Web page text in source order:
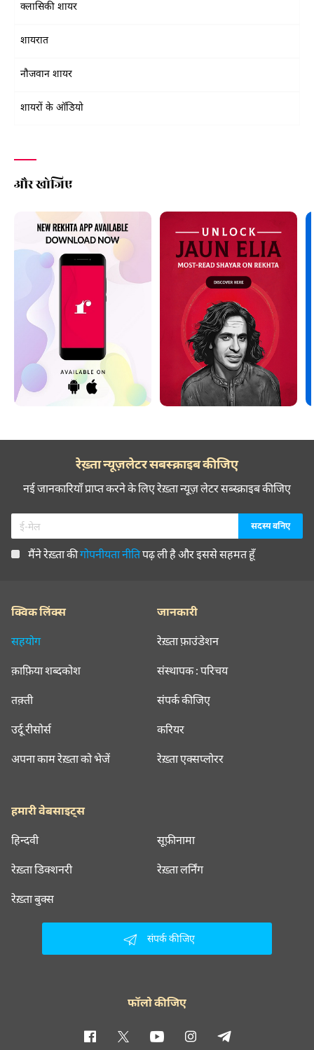
क्लासिकी शायर
शायरात
नौजवान शायर
शायरों के ऑडियो
और खोजिए
रेख़्ता न्यूज़लेटर सबस्क्राइब कीजिए
नई जानकारियाँ प्राप्त करने के लिए रेख़्ता न्यूज़ लेटर सब्स्क्राइब कीजिए
मैंने रेख़्ता कीगोपनीयता नीतिपढ़ ली है और इससे सहमत हूँ
क्विक लिंक्स
सहयोग
क़ाफ़िया शब्दकोश
तक़्ती
उर्दू रीसोर्स
अपना काम रेख़्ता को भेजें
जानकारी
रेख़्ता फ़ाउंडेशन
संस्थापक : परिचय
संपर्क कीजिए
करियर
रेख़्ता एक्सप्लोरर
हमारी वेबसाइट्स
हिन्दवी सूफ़ीनामा
रेख़्ता डिक्शनरी रेख़्ता लर्निंग
रेख़्ता बुक्स
संपर्क कीजिए
फॉलो कीजिए